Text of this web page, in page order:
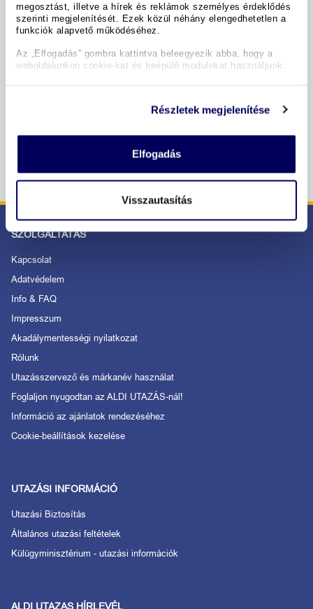
megosztást, illetve a hírek és reklámok személyes érdeklődés
szerinti megjelenítését. Ezek közül néhány elengedhetetlen a
funkciók alapvető működéséhez.
Az „Elfogadás” gombra kattintva beleegyezik abba, hogy a
weboldalunkon cookie-kat és beépülő modulokat használjunk.
Részletek megjelenítése
Elfogadás
Visszautasítás
Időpontok & árak
Copyright GIATA 2004 - 2026. Multilingual, powered by
www.giata.com for client no. 122148
BIZTONSÁGOS RENDELÉS ÉS FIZETÉS
SZOLGÁLTATÁS
Kapcsolat
Adatvédelem
Info & FAQ
Impresszum
Akadálymentességi nyilatkozat
Rólunk
Utazásszervező és márkanév használat
Foglaljon nyugodtan az ALDI UTAZÁS-nál!
Információ az ajánlatok rendezéséhez
Cookie-beállítások kezelése
UTAZÁSI INFORMÁCIÓ
Utazási Biztosítás
Általános utazási feltételek
Külügyminisztérium - utazási információk
ALDI UTAZAS HÍRLEVÉL